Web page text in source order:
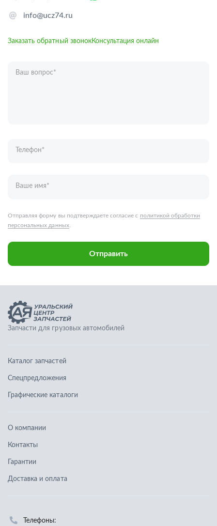
info@ucz74.ru
Заказать обратный звонокКонсультация онлайн
Ваш вопрос*
Запчасти для грузовых автомобилей
Каталог запчастей
Спецпредложения
О компании
Контакты
Доставка и оплата
Отправить заявку